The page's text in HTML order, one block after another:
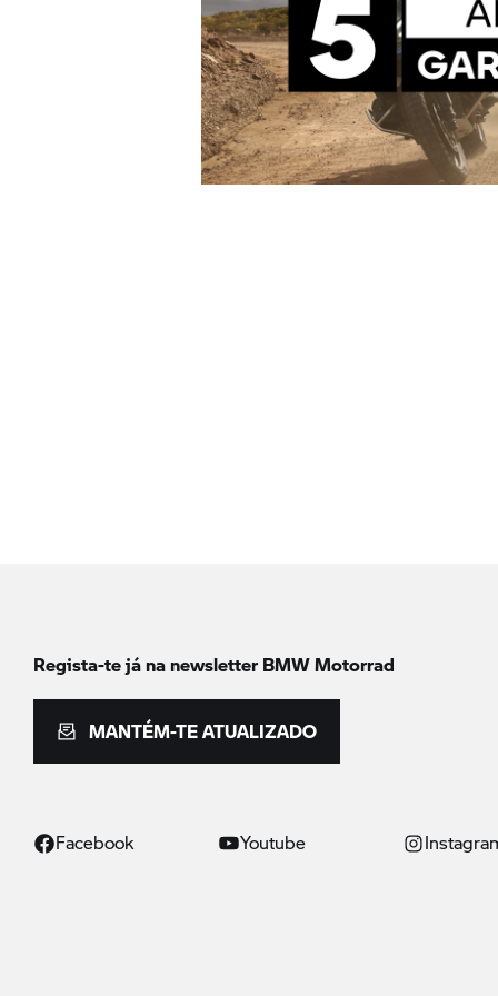
Regista-te já na newsletterBMW Motorrad
MANTÉM-TE ATUALIZADO
Facebook Youtube